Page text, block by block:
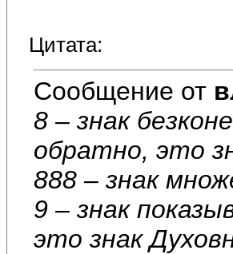
Цитата:
Сообщение от
8 – знак
обратно, это
888 – знак
9 – знак
это знак